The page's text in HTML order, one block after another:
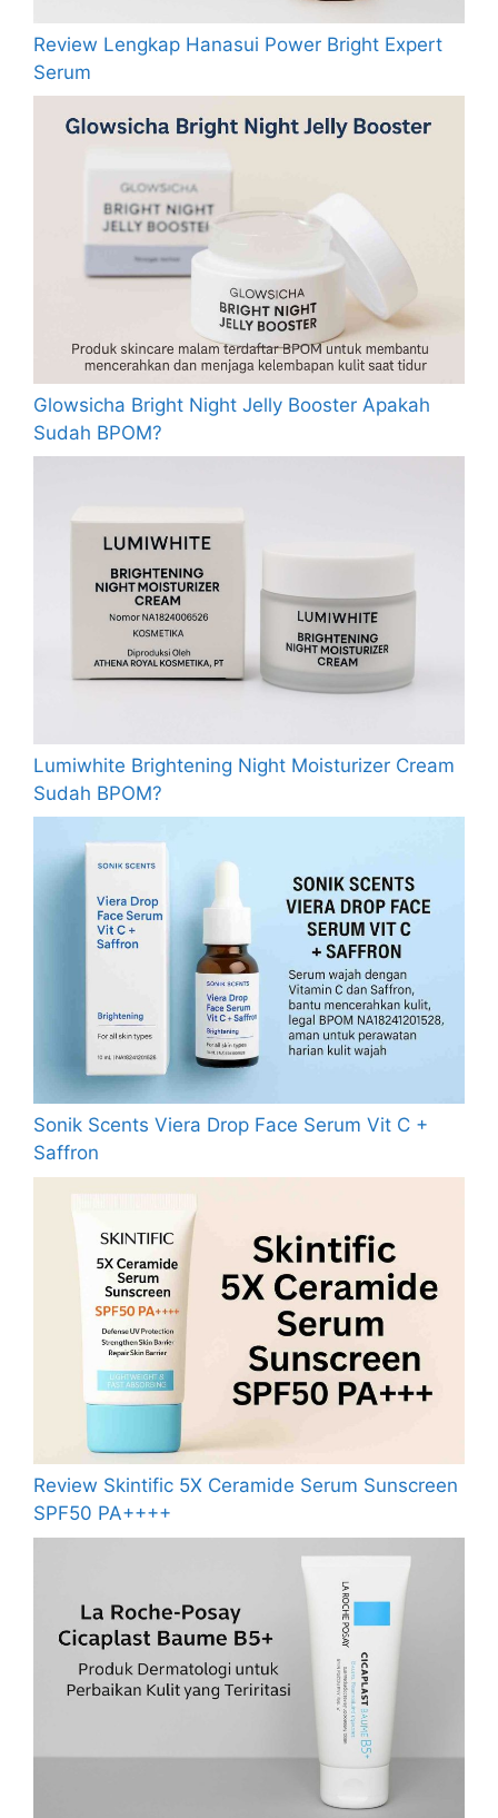
Review Lengkap Hanasui Power Bright Expert
Serum
Glowsicha Bright Night Jelly Booster Apakah
Sudah BPOM?
Lumiwhite Brightening Night Moisturizer Cream
Sudah BPOM?
Sonik Scents Viera Drop Face Serum Vit C +
Saffron
Review Skintific 5X Ceramide Serum Sunscreen
SPF50 PA++++